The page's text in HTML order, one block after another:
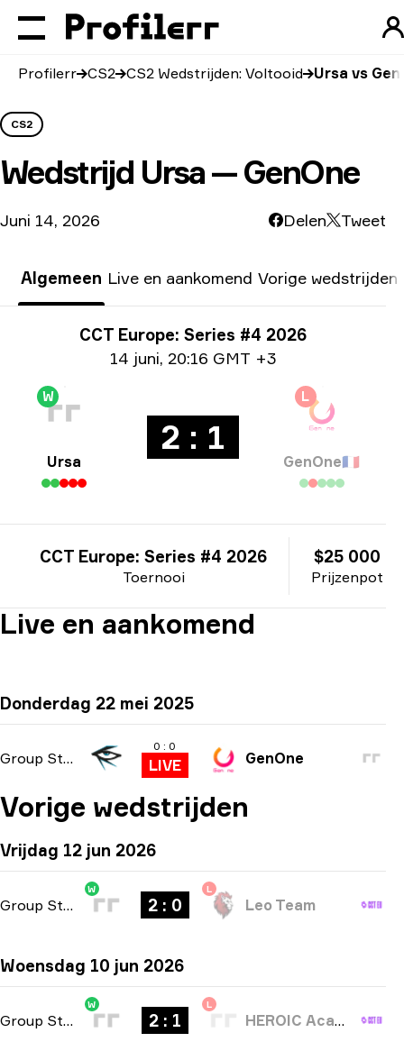
Profilerr CS2 CS2 Wedstrijden: Voltooid Ursa vs
CS2
Wedstrijd Ursa — GenOne
Juni 14, 2026 Delen Tweet
Algemeen Live en aankomend Vorige wedstrijden
Toernooi infoCCT Europe: Series #4 2026
Datum informatie14 juni, 20:16 GMT +3
W
Ursa
2 : 1
L
GenOne🇫🇷
Toernooi
CCT Europe: Series #4 2026
Prijzenpot
$25 000
Live en aankomend
Donderdag 22 mei 2025
Group Stage
0 : 0
LIVE GenOne
Vorige wedstrijden
Vrijdag 12 jun 2026
Group Stage -bo3
W
2 : 0
L
Leo Team
Woensdag 10 jun 2026
Group Stage -bo3
W
2 : 1
L
HEROIC Academy